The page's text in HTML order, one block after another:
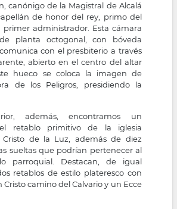
canónigo de la Magistral de Alcalá
de honor del rey, primo del
administrador. Esta cámara
planta octogonal, con bóveda
con el presbiterio a través
abierto en el centro del altar
hueco se coloca la imagen de
de los Peligros, presidiendo la
además, encontramos un
retablo primitivo de la iglesia
Cristo de la Luz, además de diez
sueltas que podrían pertenecer al
parroquial. Destacan, de igual
retablos de estilo plateresco con
camino del Calvario y un Ecce